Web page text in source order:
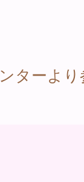
ターよ